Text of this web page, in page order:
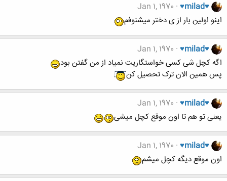
♥milad♥
Jan 1, 1970
اینو اولین بار از ی دختر میشنوفم
♥milad♥
Jan 1, 1970
اگه کچل شی کسی خواستگاریت نمیاد از من گفتن بود
پس همین الان ترک تحصیل کن
♥milad♥
Jan 1, 1970
یعنی تو هم تا اون موقع کچل میشی
♥milad♥
Jan 1, 1970
اون موقع دیگه کچل میشم